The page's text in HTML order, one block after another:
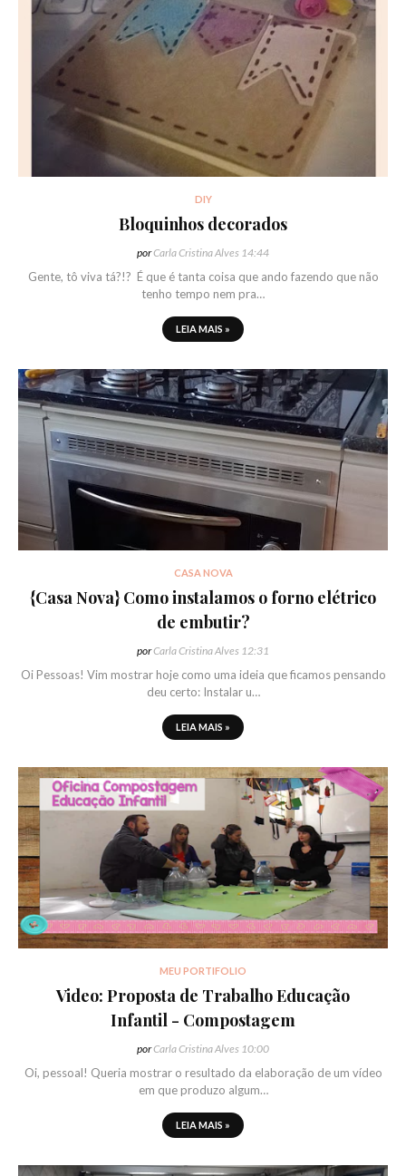
DIY
Bloquinhos decorados
porCarla Cristina Alves 14:44
Gente, tô viva tá?!? É que é tanta coisa que ando fazendo que não
tenho tempo nem pra…
LEIA MAIS »
CASA NOVA
{Casa Nova} Como instalamos o forno elétrico
de embutir?
porCarla Cristina Alves 12:31
Oi Pessoas! Vim mostrar hoje como uma ideia que ficamos pensando
deu certo: Instalar u…
LEIA MAIS »
MEU PORTIFOLIO
Video: Proposta de Trabalho Educação
Infantil - Compostagem
porCarla Cristina Alves 10:00
Oi, pessoal! Queria mostrar o resultado da elaboração de um vídeo
em que produzo algum…
LEIA MAIS »